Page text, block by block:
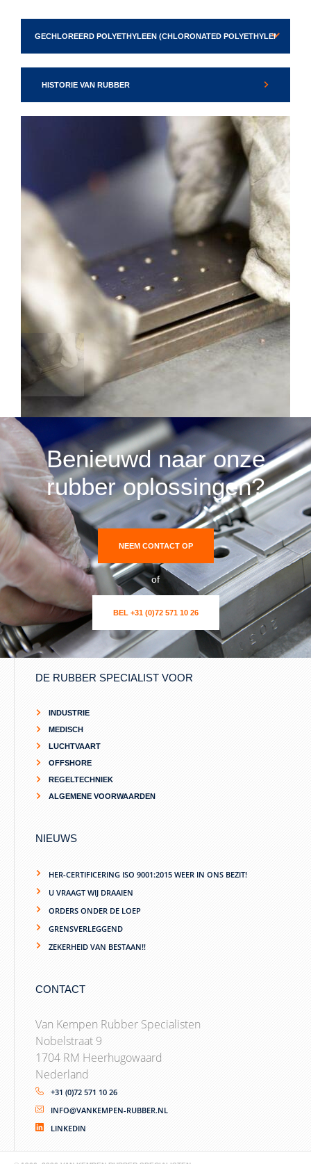
HISTORIE VAN RUBBER
Benieuwd naar onze
rubber oplossingen?
NEEM CONTACT OP
of
BEL +31 (0)72 571 10 26
DE RUBBER SPECIALIST VOOR
INDUSTRIE
MEDISCH
LUCHTVAART
OFFSHORE
REGELTECHNIEK
ALGEMENE VOORWAARDEN
NIEUWS
HER-CERTIFICERING ISO 9001:2015 WEER IN ONS BEZIT!
U VRAAGT WIJ DRAAIEN
ORDERS ONDER DE LOEP
GRENSVERLEGGEND
ZEKERHEID VAN BESTAAN!!
CONTACT
Van Kempen Rubber Specialisten
Nobelstraat 9
1704 RM Heerhugowaard
Nederland
+31 (0)72 571 10 26
INFO@VANKEMPEN-RUBBER.NL
LINKEDIN